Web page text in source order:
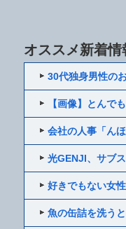
オススメ新着情
30代独身男性の
【画像】とんで
会社の人事「ん
光GENJI、サブ
好きでもない女
魚の缶詰を洗う